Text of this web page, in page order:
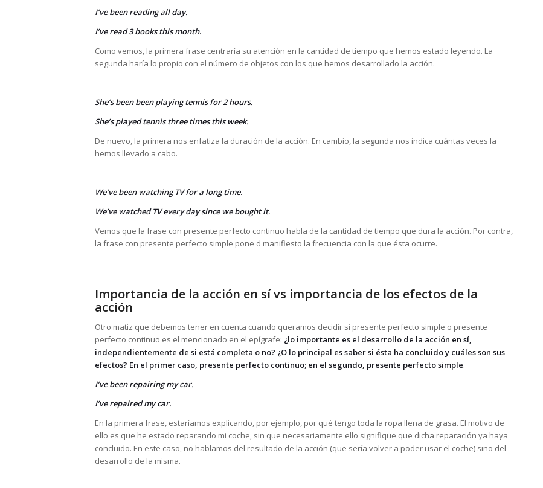
I’ve been reading all day.
I’ve read 3 books this month.
Como vemos, la primera frase centraría su atención en la cantidad de tiempo que hemos estado leyendo. La
segunda haría lo propio con el número de objetos con los que hemos desarrollado la acción.
She’s been been playing tennis for 2 hours.
She’s played tennis three times this week.
De nuevo, la primera nos enfatiza la duración de la acción. En cambio, la segunda nos indica cuántas veces la
hemos llevado a cabo.
We’ve been watching TV for a long time.
We’ve watched TV every day since we bought it.
Vemos que la frase con presente perfecto continuo habla de la cantidad de tiempo que dura la acción. Por contra,
la frase con presente perfecto simple pone d manifiesto la frecuencia con la que ésta ocurre.
Importancia de la acción en sí vs importancia de los efectos de la
acción
Otro matiz que debemos tener en cuenta cuando queramos decidir si presente perfecto simple o presente
perfecto continuo es el mencionado en el epígrafe: ¿lo importante es el desarrollo de la acción en sí,
independientemente de si está completa o no? ¿O lo principal es saber si ésta ha concluido y cuáles son sus
efectos? En el primer caso, presente perfecto continuo; en el segundo, presente perfecto simple.
I’ve been repairing my car.
I’ve repaired my car.
En la primera frase, estaríamos explicando, por ejemplo, por qué tengo toda la ropa llena de grasa. El motivo de
ello es que he estado reparando mi coche, sin que necesariamente ello signifique que dicha reparación ya haya
concluido. En este caso, no hablamos del resultado de la acción (que sería volver a poder usar el coche) sino del
desarrollo de la misma.